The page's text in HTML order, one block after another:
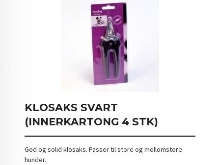
KLOSAKS SVART
(INNERKARTONG 4 STK)
God og solid klosaks. Passer til store og mellomstore
hunder.